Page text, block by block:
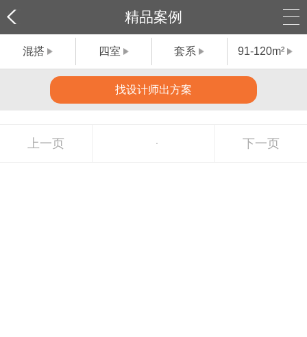
精品案例
混搭 四室 套系 91-120m²
找设计师出方案
上一页 下一页